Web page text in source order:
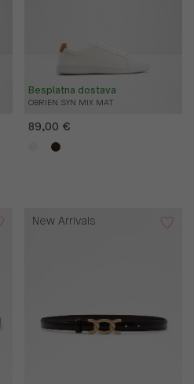
OBRIEN SYN MIX MAT
Besplatna dostava
89,00 €
New Arrivals